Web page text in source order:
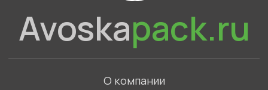
+7 (499) 841-47-47
Прайс-лист